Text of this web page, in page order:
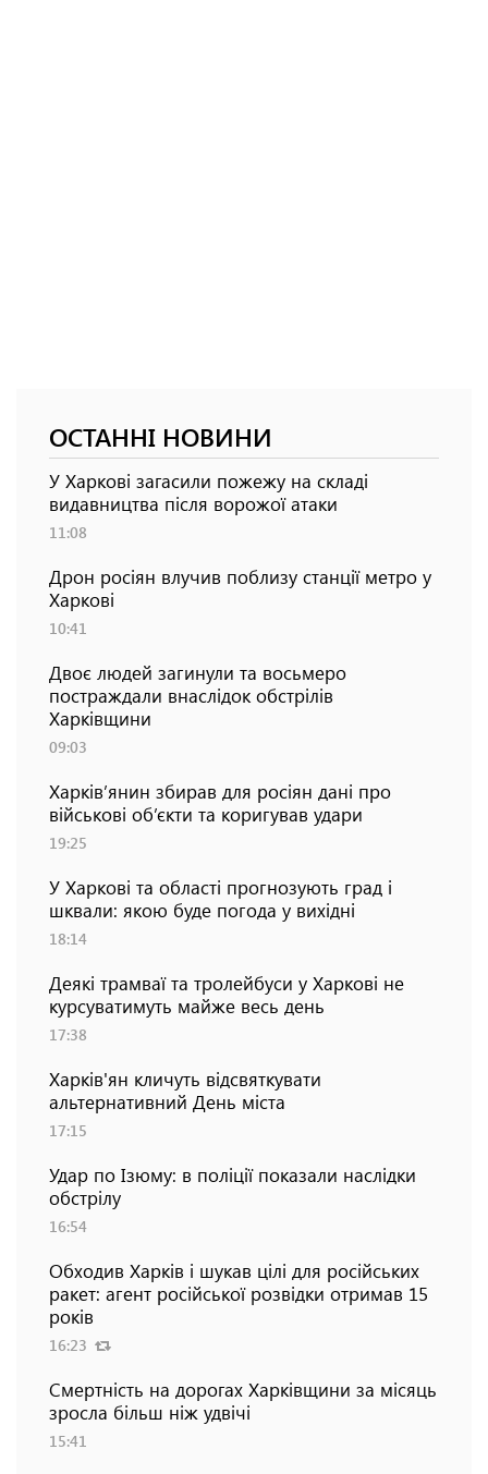
ОСТАННІ НОВИНИ
У Харкові загасили пожежу на складі
видавництва після ворожої атаки
11:08
Дрон росіян влучив поблизу станції метро у
Харкові
10:41
Двоє людей загинули та восьмеро
постраждали внаслідок обстрілів
Харківщини
09:03
Харків’янин збирав для росіян дані про
військові об’єкти та коригував удари
19:25
У Харкові та області прогнозують град і
шквали: якою буде погода у вихідні
18:14
Деякі трамваї та тролейбуси у Харкові не
курсуватимуть майже весь день
17:38
Харків'ян кличуть відсвяткувати
альтернативний День міста
17:15
Удар по Ізюму: в поліції показали наслідки
обстрілу
16:54
Обходив Харків і шукав цілі для російських
ракет: агент російської розвідки отримав 15
років
16:23
Смертність на дорогах Харківщини за місяць
зросла більш ніж удвічі
15:41